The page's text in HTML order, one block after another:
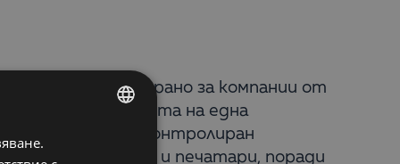
специализирано за компании от
за дейността на една
разпределен и контролиран
дизайнери и печатари, поради